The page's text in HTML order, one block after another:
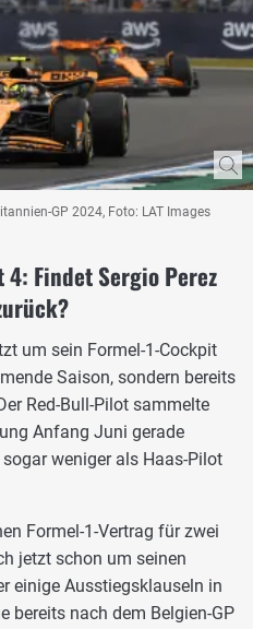
GP 2024, Foto: LAT Images
Findet Sergio Perez
um sein Formel-1-Cockpit
Saison, sondern bereits
Red-Bull-Pilot sammelte
Anfang Juni gerade
weniger als Haas-Pilot
Formel-1-Vertrag für zwei
jetzt schon um seinen
einige Ausstiegsklauseln in
bereits nach dem Belgien-GP